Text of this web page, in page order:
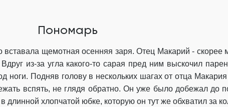
Пономарь
вставала щемотная осенняя заря. Отец Макарий - скорее
из-за угла какого-то сарая пред ним выскочил
ноги. Подняв голову в нескольких шагах от отца Макария
вспять, не глядя обратно. Он уже было добежал до
в длинной хлопчатой юбке, которую он тут же обхватил за